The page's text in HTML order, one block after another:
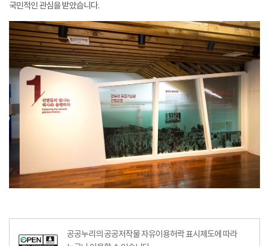
국민적인 관심을 받았습니다.
공공누리의 공공저작물 자유이용허락 표시제도에 따라